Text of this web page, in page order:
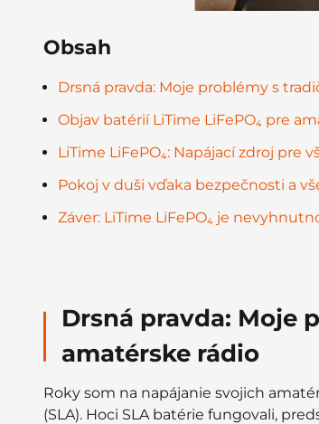
Obsah
Drsná pravda: Moje problémy s
Objav batérií LiTime LiFePO₄ pre
LiTime LiFePO₄: Napájací zdroj
Pokoj v duši vďaka bezpečnosti a
Záver: LiTime LiFePO₄ je
Drsná pravda: Moje
amatérske rádio
Roky som na napájanie svojich
(SLA). Hoci SLA batérie fungovali,